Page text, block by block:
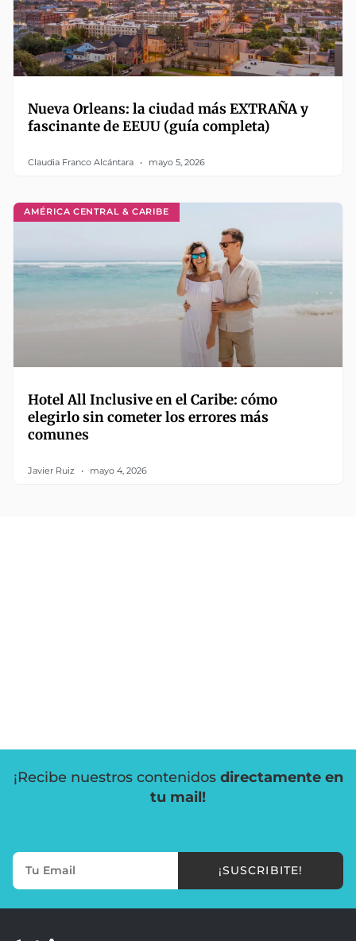
Nueva Orleans: la ciudad más EXTRAÑA y
fascinante de EEUU (guía completa)
Claudia Franco Alcántara mayo 5, 2026
AMÉRICA CENTRAL & CARIBE
Hotel All Inclusive en el Caribe: cómo
elegirlo sin cometer los errores más
comunes
Javier Ruiz mayo 4, 2026
¡Recibe nuestros contenidos directamente en
tu mail!
¡SUSCRIBITE!